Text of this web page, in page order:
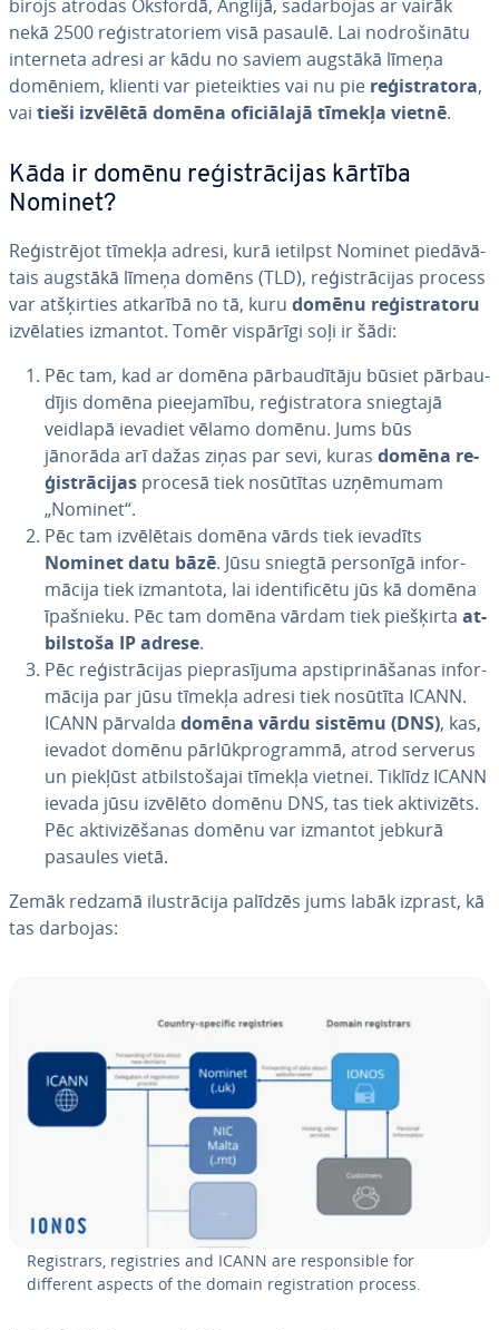
birojs atrodas Oksfordā, Anglijā, sa­dar­bo­jas ar vairāk
nekā 2500 re­ģis­tra­to­riem visā pasaulē. Lai no­dro­ši­nā­tu
interneta adresi ar kādu no saviem augstākā līmeņa
domēniem, klienti var pie­teik­ties vai nu pie re­ģis­tra­to­ra,
vai tieši izvēlētā domēna ofi­ciā­la­jā tīmekļa vietnē.
Kāda ir domēnu re­ģis­trā­ci­jas kārtība
Nominet?
Re­ģis­trē­jot tīmekļa adresi, kurā ietilpst Nominet pie­dā­vā­
tais augstākā līmeņa domēns (TLD), re­ģis­trā­ci­jas process
var at­šķir­ties atkarībā no tā, kuru domēnu re­ģis­tra­to­ru
iz­vē­la­ties izmantot. Tomēr vispārīgi soļi ir šādi:
Pēc tam, kad ar domēna pār­bau­dī­tā­ju būsiet pār­bau­
dī­jis domēna pie­eja­mī­bu, re­ģis­tra­to­ra sniegtajā
veidlapā ievadiet vēlamo domēnu. Jums būs
jānorāda arī dažas ziņas par sevi, kuras domēna re­
ģis­trā­ci­jas procesā tiek nosūtītas uzņēmumam
„Nominet“.
Pēc tam iz­vē­lē­tais domēna vārds tiek ievadīts
Nominet datu bāzē. Jūsu sniegtā personīgā in­for­
mā­ci­ja tiek izmantota, lai iden­ti­fi­cē­tu jūs kā domēna
īpašnieku. Pēc tam domēna vārdam tiek piešķirta at­
bil­sto­ša IP adrese.
Pēc re­ģis­trā­ci­jas pie­pra­sī­ju­ma ap­stip­ri­nā­ša­nas in­for­
mā­ci­ja par jūsu tīmekļa adresi tiek nosūtīta ICANN.
ICANN pārvalda domēna vārdu sistēmu (DNS), kas,
ievadot domēnu pār­lūkprog­ram­mā, atrod serverus
un piekļūst at­bil­sto­ša­jai tīmekļa vietnei. Tiklīdz ICANN
ievada jūsu izvēlēto domēnu DNS, tas tiek ak­ti­vi­zēts.
Pēc ak­ti­vi­zē­ša­nas domēnu var izmantot jebkurā
pasaules vietā.
Zemāk redzamā ilus­trā­ci­ja palīdzēs jums labāk izprast, kā
tas darbojas:
Re­gis­trars, re­gis­tries and ICANN are res­pon­sible for
different aspects of the domain re­gis­tra­tion process.